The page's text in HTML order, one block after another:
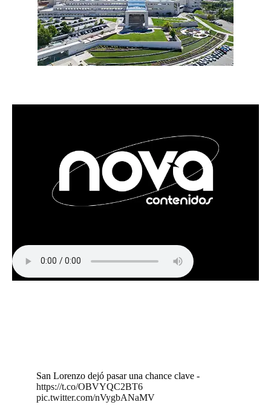
San Lorenzo dejó pasar una chance clave -
https://t.co/OBVYQC2BT6
pic.twitter.com/nVygbANaMV